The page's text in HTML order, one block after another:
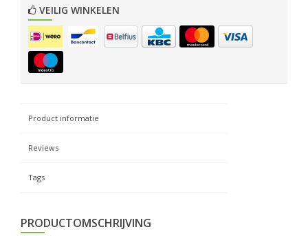
VEILIG WINKELEN
Product informatie
Reviews
Tags
PRODUCTOMSCHRIJVING